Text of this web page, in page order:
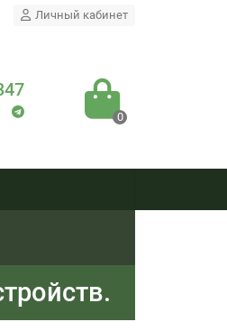
Личный кабинет
0